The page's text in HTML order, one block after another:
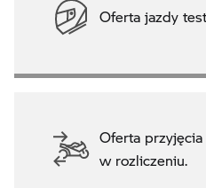
Oferta jazdy
Oferta
w rozliczeniu.